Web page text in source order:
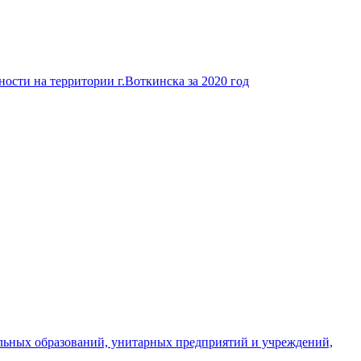
на территории г.Воткинска за 2020 год
образований, унитарных предприятий и учреждений,